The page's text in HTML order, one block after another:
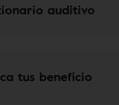
auditivo
tus beneficio